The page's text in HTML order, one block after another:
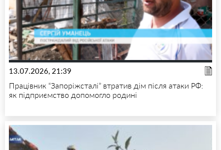
13.07.2026, 21:39
Працівник “Запоріжсталі” втратив дім після атаки РФ:
як підприємство допомогло родині